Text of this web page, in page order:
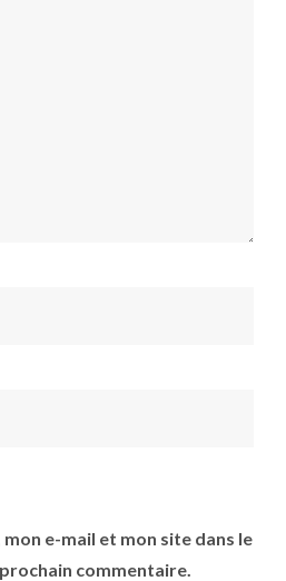
e-mail et mon site dans le
commentaire.